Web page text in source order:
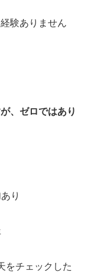
験ありません
、ゼロではあり
り
をチェックした